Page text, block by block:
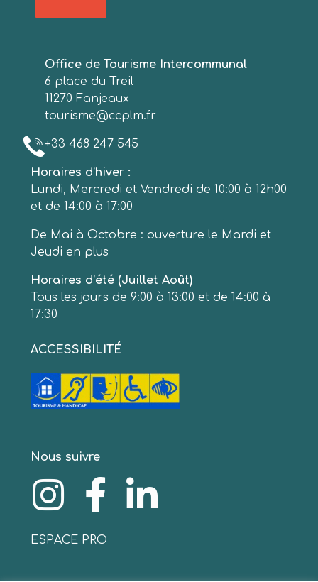
Office de Tourisme Intercommunal
6 place du Treil
11270 Fanjeaux
tourisme@ccplm.fr
+33 468 247 545
Horaires d’hiver :
Lundi, Mercredi et Vendredi de 10:00 à 12h00
et de 14:00 à 17:00
De Mai à Octobre : ouverture le Mardi et
Jeudi en plus
Horaires d’été (Juillet Août)
Tous les jours de 9:00 à 13:00 et de 14:00 à
17:30
ACCESSIBILITÉ
Nous suivre
ESPACE PRO